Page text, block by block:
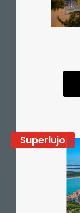
Superlujo